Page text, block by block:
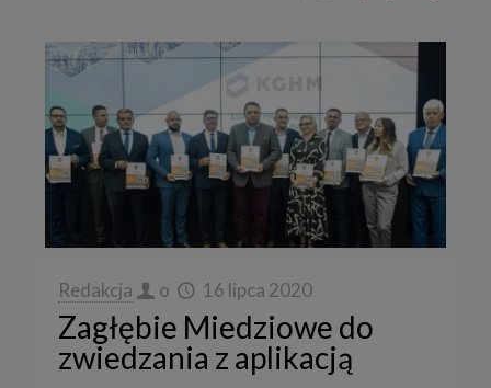
Redakcja o 16 lipca 2020
Zagłębie Miedziowe do
zwiedzania z aplikacją